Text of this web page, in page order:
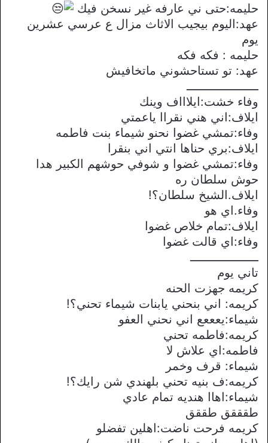
حليمه:حتى ني عارفه غير نسخن فيك
عهد:اليوم بيجيب الاثاث مزال ع عرسي عشرين
يوم
حليمه : فكه فكه
عهد: تو تستاحشوني ماتخافيش
ــــــــــــــــــــ
وفاء خشت:ايلاااف وينك
ايلاف:اني هني نقراا ياعمتي
وفاء:تمشي غضوا نحنو شيماء بنت فاطمه
ايلاف:بري حناها انتي اني بنقرا
وفاء:تمشي غضوا و شوفي حوشهم الكبير هدا
حوش سلطان ره
ايلاف.الشيخ سلطان؟!
وفاء.اي هو
ايلاف:تمام خلاص غضوا
وفاء:اي قالت غضوا
ـــــــــــــــــــ
تاني يوم
كريمه جهزت الحنه
كريمه: اني بنحني يابنات شيماء تحني؟!
شيماء:يعععع اني نحني العفو
كريمه:فاطمه تحني
فاطمه:اي علاش لا
شيماء: قرف وخمر
كريمه:ف بنيه تحني بلهندي شن رايك؟!
شيماء:اهاا هنديه تمام عادي
طقققق طققق
كريمه فرحت ناضت:اهلين تفضلو